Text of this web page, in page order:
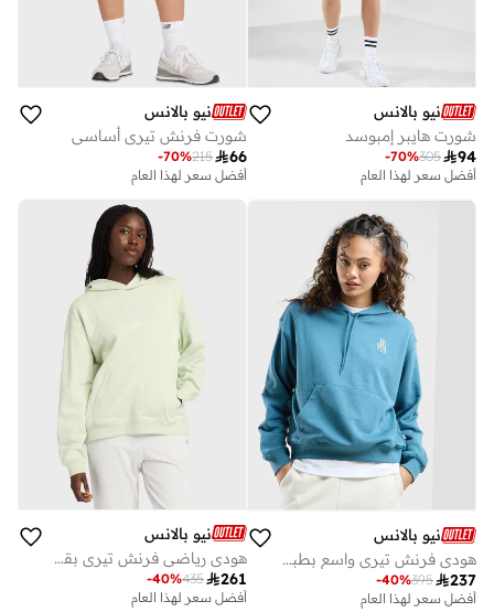
نيو بالانس
شورت هايبر إمبوسد
94
305
-70%
أفضل سعر لهذا العام
نيو بالانس
شورت فرنش تيري أساسي
66
215
-70%
أفضل سعر لهذا العام
نيو بالانس
هودي فرنش تيري واسع بطبعة السلام
237
395
-40%
أفضل سعر لهذا العام
نيو بالانس
هودي رياضي فرنش تيري بقصة واسعة
261
435
-40%
أفضل سعر لهذا العام